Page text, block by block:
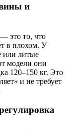
и
— это то, что
в плохом. У
или литые
модели они
120–150 кг. Это
и не требует